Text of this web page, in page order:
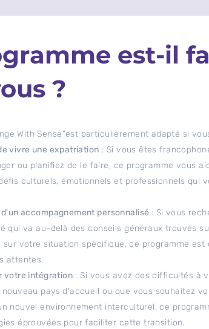
est-il
?
With Sense"est particulièrement adapté si
vivre une expatriation : Si vous êtes
ou planifiez de le faire, ce programme vous
culturels, émotionnels et professionnels qui
accompagnement personnalisé : Si vous
qui va au-delà des conseils généraux trouvés
votre situation spécifique, ce programme est
attentes.
votre intégration : Si vous avez des difficultés à
pays d'accueil ou que vous souhaitez
nouvel environnement interculturel, ce
éprouvées pour faciliter cette transition.